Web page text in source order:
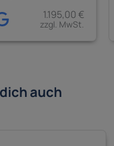
1.195,00 €
zzgl. MwSt.
auch